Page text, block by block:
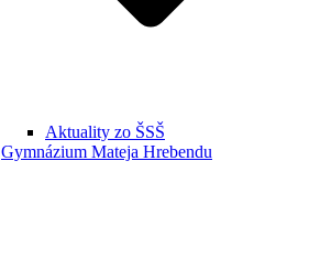
Aktuality zo ŠSŠ
Gymnázium Mateja Hrebendu